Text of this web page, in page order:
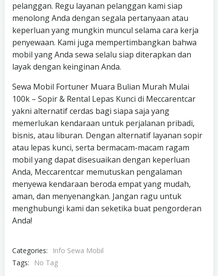
pelanggan. Regu layanan pelanggan kami siap
menolong Anda dengan segala pertanyaan atau
keperluan yang mungkin muncul selama cara kerja
penyewaan. Kami juga mempertimbangkan bahwa
mobil yang Anda sewa selalu siap diterapkan dan
layak dengan keinginan Anda.
Sewa Mobil Fortuner Muara Bulian Murah Mulai
100k – Sopir & Rental Lepas Kunci di Meccarentcar
yakni alternatif cerdas bagi siapa saja yang
memerlukan kendaraan untuk perjalanan pribadi,
bisnis, atau liburan. Dengan alternatif layanan sopir
atau lepas kunci, serta bermacam-macam ragam
mobil yang dapat disesuaikan dengan keperluan
Anda, Meccarentcar memutuskan pengalaman
menyewa kendaraan beroda empat yang mudah,
aman, dan menyenangkan. Jangan ragu untuk
menghubungi kami dan seketika buat pengorderan
Anda!
Categories:
Info Sewa Mobil
Tags:
No Tag